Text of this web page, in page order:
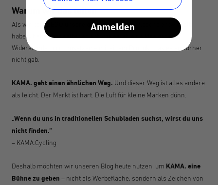
Warum wir das teilen
Als wir bei KEEGO unsere quetschbare Titanflasche entwickelt
haben, haben wir selbst erlebt, wie es ist, eine Idee gegen
Widerstände durchzusetzen – mit einem Produkt, das es so vorher
nicht gab.
KAMA. geht einen ähnlichen Weg. Und dieser Weg ist alles andere
als leicht. Der Markt ist hart. Die Luft für kleine Marken dünn.
„Wenn du uns in traditionellen Schubladen suchst, wirst du uns
nicht finden.“
– KAMA.Cycling
Deshalb möchten wir unseren Blog heute nutzen, um KAMA. eine
Bühne zu geben – nicht als Werbefläche, sondern als Zeichen von
Anmelden